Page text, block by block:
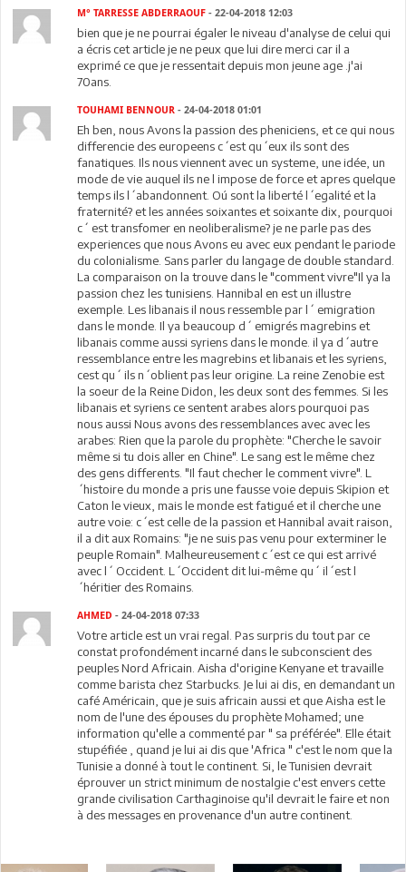
M° TARRESSE ABDERRAOUF - 22-04-2018 12:03
bien que je ne pourrai égaler le niveau d'analyse de celui qui
a écris cet article je ne peux que lui dire merci car il a
exprimé ce que je ressentait depuis mon jeune age .j'ai
70ans.
TOUHAMI BENNOUR - 24-04-2018 01:01
Eh ben, nous Avons la passion des pheniciens, et ce qui nous
differencie des europeens c´est qu´eux ils sont des
fanatiques. Ils nous viennent avec un systeme, une idée, un
mode de vie auquel ils ne l impose de force et apres quelque
temps ils l´abandonnent. Oú sont la liberté l´egalité et la
fraternité? et les années soixantes et soixante dix, pourquoi
c´ est transfomer en neoliberalisme? je ne parle pas des
experiences que nous Avons eu avec eux pendant le pariode
du colonialisme. Sans parler du langage de double standard.
La comparaison on la trouve dans le "comment vivre"Il ya la
passion chez les tunisiens. Hannibal en est un illustre
exemple. Les libanais il nous ressemble par l´ emigration
dans le monde. Il ya beaucoup d´ emigrés magrebins et
libanais comme aussi syriens dans le monde. il ya d´autre
ressemblance entre les magrebins et libanais et les syriens,
cest qu´ ils n´oblient pas leur origine. La reine Zenobie est
la soeur de la Reine Didon, les deux sont des femmes. Si les
libanais et syriens ce sentent arabes alors pourquoi pas
nous aussi Nous avons des ressemblances avec avec les
arabes: Rien que la parole du prophète: "Cherche le savoir
même si tu dois aller en Chine". Le sang est le même chez
des gens differents. "Il faut checher le comment vivre". L
´histoire du monde a pris une fausse voie depuis Skipion et
Caton le vieux, mais le monde est fatigué et il cherche une
autre voie: c´est celle de la passion et Hannibal avait raison,
il a dit aux Romains: "je ne suis pas venu pour exterminer le
peuple Romain". Malheureusement c´est ce qui est arrivé
avec l´ Occident. L´Occident dit lui-même qu´ il´est l
´héritier des Romains.
AHMED - 24-04-2018 07:33
Votre article est un vrai regal. Pas surpris du tout par ce
constat profondément incarné dans le subconscient des
peuples Nord Africain. Aisha d'origine Kenyane et travaille
comme barista chez Starbucks. Je lui ai dis, en demandant un
café Américain, que je suis africain aussi et que Aisha est le
nom de l'une des épouses du prophète Mohamed; une
information qu'elle a commenté par " sa préférée". Elle était
stupéfiée , quand je lui ai dis que 'Africa " c'est le nom que la
Tunisie a donné à tout le continent. Si, le Tunisien devrait
éprouver un strict minimum de nostalgie c'est envers cette
grande civilisation Carthaginoise qu'il devrait le faire et non
à des messages en provenance d'un autre continent.